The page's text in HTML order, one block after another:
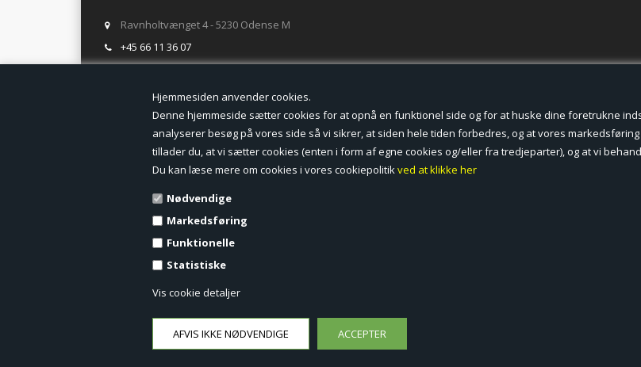
Hjemmesiden anvender cookies.
Denne hjemmeside sætter cookies for at opnå en funktionel side og for at huske dine foretrukne
analyserer besøg på vores side så vi sikrer, at siden hele tiden forbedres, og at vores
tillader du, at vi sætter cookies (enten i form af egne cookies og/eller fra tredjeparter), og at vi
Du kan læse mere om cookies i vores cookiepolitikved at klikke her
Nødvendige
Markedsføring
Funktionelle
Statistiske
Vis cookie detaljer
Ravnholtvænget 4 - 5230 Odense M
+45 66 11 36 07
ÅBNINGSTIDER I BUTIKKEN
Mandag-Fredag: 8.00 - 17.00
Ring gerne for lagerstatus inden besøg i butikken